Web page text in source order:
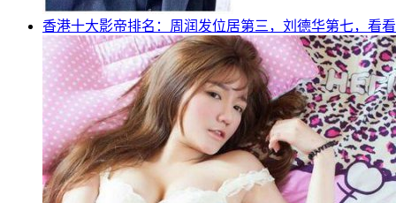
香港十大影帝排名：周润发位居第三，刘德华第七，看看